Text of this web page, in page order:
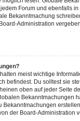
Forum und ebenfalls
Bekanntmachung
Administration
meist wichtige
befindest. Du solltest sie
oben auf jeder Seite
Bekanntmachungen
Bekanntmachungen
der Board-Administration